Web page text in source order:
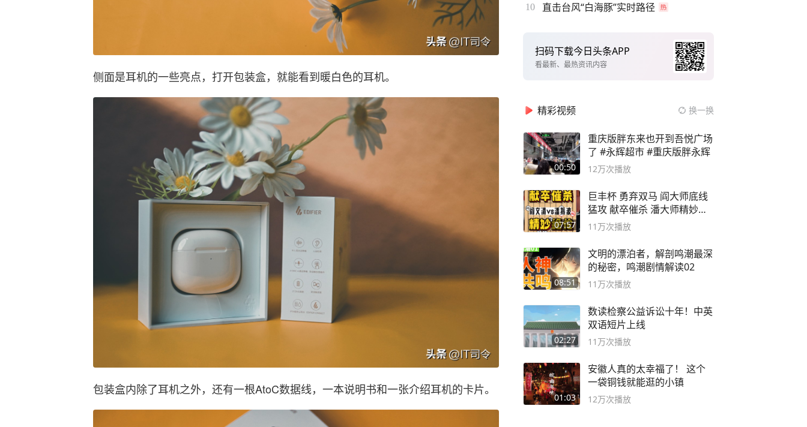
侧面是耳机的一些亮点，打开包装盒，就能看到暖白色的耳机。
包装盒内除了耳机之外，还有一根AtoC数据线，一本说明书和一张介绍耳机的卡片。
10 直击台风“白海豚”实时路径
扫码下载今日头条APP
看最新、最热资讯内容
精彩视频 换一换
00:50
重庆版胖东来也开到吾悦广场
了 #永辉超市 #重庆版胖永辉
12万次播放
07:57
巨丰杯 勇弃双马 阎大师底线
猛攻 献卒催杀 潘大师精妙入
局
11万次播放
08:51
文明的漂泊者，解剖鸣潮最深
的秘密，鸣潮剧情解读02
11万次播放
02:27
数读检察公益诉讼十年！中英
双语短片上线
11万次播放
01:03
安徽人真的太幸福了！ 这个
一袋铜钱就能逛的小镇
12万次播放